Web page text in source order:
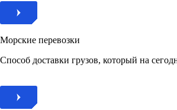
Морские перевозки
Способ доставки грузов, который на